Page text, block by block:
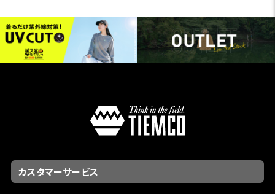
カスタマーサービス